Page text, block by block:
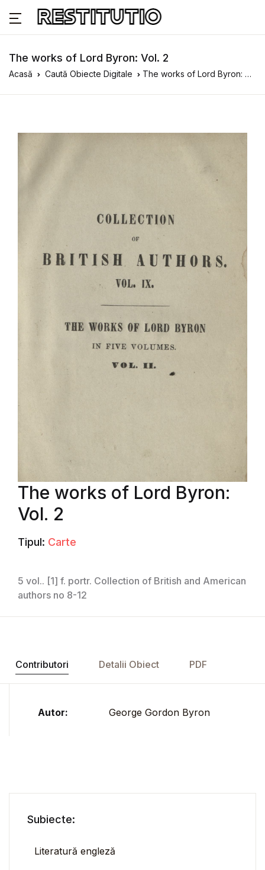
The works of Lord Byron: Vol. 2
Acasă Caută Obiecte Digitale The works of Lord Byron: Vol. 2
The works of Lord Byron:
Vol. 2
Tipul: Carte
5 vol.. [1] f. portr. Collection of British and American
authors no 8-12
Contributori Detalii Obiect PDF
Autor: George Gordon Byron
Subiecte:
Literatură engleză